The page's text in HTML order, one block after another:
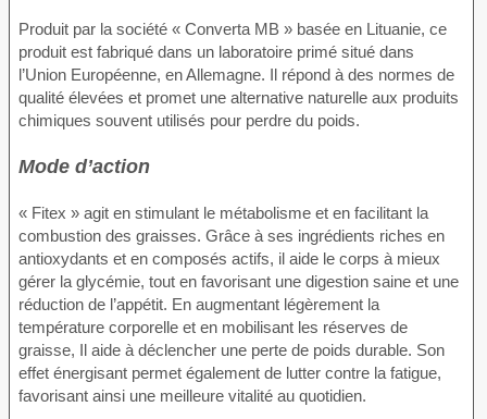
Produit par la société « Converta MB » basée en Lituanie, ce
produit est fabriqué dans un laboratoire primé situé dans
l’Union Européenne, en Allemagne. Il répond à des normes de
qualité élevées et promet une alternative naturelle aux produits
chimiques souvent utilisés pour perdre du poids.
Mode d’action
« Fitex » agit en stimulant le métabolisme et en facilitant la
combustion des graisses. Grâce à ses ingrédients riches en
antioxydants et en composés actifs, il aide le corps à mieux
gérer la glycémie, tout en favorisant une digestion saine et une
réduction de l’appétit. En augmentant légèrement la
température corporelle et en mobilisant les réserves de
graisse, Il aide à déclencher une perte de poids durable. Son
effet énergisant permet également de lutter contre la fatigue,
favorisant ainsi une meilleure vitalité au quotidien.